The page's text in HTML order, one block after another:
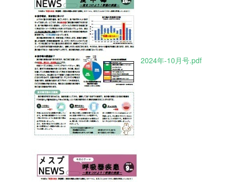
2024年-10月号.pdf